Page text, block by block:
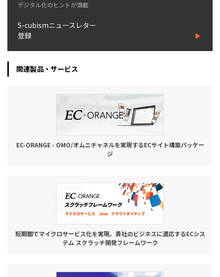
内製化支援
導入事例
03-6432-0346
電話受付：平日 10:00~17:00
お問い合わせ
デジタル化のヒントが満載
S-cubismニュースレター
登録
関連製品・サービス
EC-ORANGE - OMO/オムニチャネルを実現するECサイト構築パッケー
ジ
短期間でマイクロサービス化を実現。貴社のビジネスに適応するECシス
テム スクラッチ開発フレームワーク